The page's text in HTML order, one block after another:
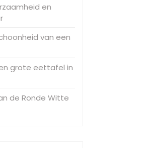
en
van een
grote eettafel in
de Ronde Witte